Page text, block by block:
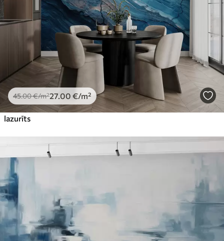
45.00€/m²27 .00 €/m²
lazurīts